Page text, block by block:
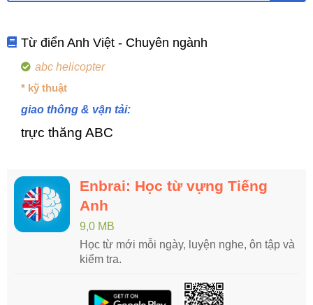
Từ điển Anh Việt - Chuyên ngành
abc helicopter
* kỹ thuật
giao thông & vận tải:
trực thăng ABC
Enbrai: Học từ vựng Tiếng
Anh
9,0 MB
Học từ mới mỗi ngày, luyện nghe, ôn tập và
kiểm tra.